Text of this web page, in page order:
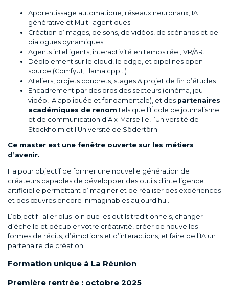
Apprentissage automatique, réseaux neuronaux, IA
générative et Multi-agentiques
Création d’images, de sons, de vidéos, de scénarios et de
dialogues dynamiques
Agents intelligents, interactivité en temps réel, VR/AR.
Déploiement sur le cloud, le edge, et pipelines open-
source (ComfyUI, Llama.cpp…)
Ateliers, projets concrets, stages & projet de fin d’études
Encadrement par des pros des secteurs (cinéma, jeu
vidéo, IA appliquée et fondamentale), et des partenaires
académiques de renom tels que l’École de journalisme
et de communication d’Aix-Marseille, l’Université de
Stockholm et l’Université de Södertörn.
Ce master est une fenêtre ouverte sur les métiers
d’avenir.
Il a pour objectif de former une nouvelle génération de
créateurs capables de développer des outils d’intelligence
artificielle permettant d’imaginer et de réaliser des expériences
et des œuvres encore inimaginables aujourd’hui.
L’objectif : aller plus loin que les outils traditionnels, changer
d’échelle et décupler votre créativité, créer de nouvelles
formes de récits, d’émotions et d’interactions, et faire de l’IA un
partenaire de création.
Formation unique à La Réunion
Première rentrée : octobre 2025